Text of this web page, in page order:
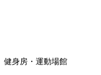
健身房・運動場館